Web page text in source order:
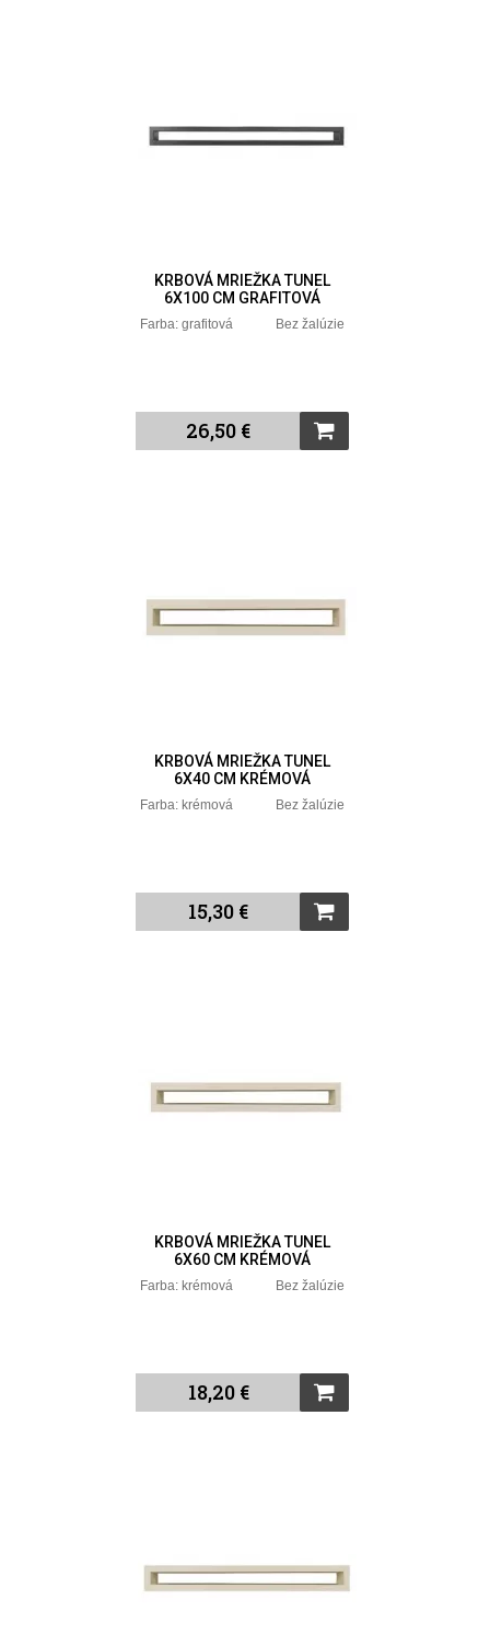
KRBOVÁ MRIEŽKA TUNEL
6X100 CM GRAFITOVÁ
Farba: grafitová Bez žalúzie
26,50 €
KRBOVÁ MRIEŽKA TUNEL
6X40 CM KRÉMOVÁ
Farba: krémová Bez žalúzie
15,30 €
KRBOVÁ MRIEŽKA TUNEL
6X60 CM KRÉMOVÁ
Farba: krémová Bez žalúzie
18,20 €